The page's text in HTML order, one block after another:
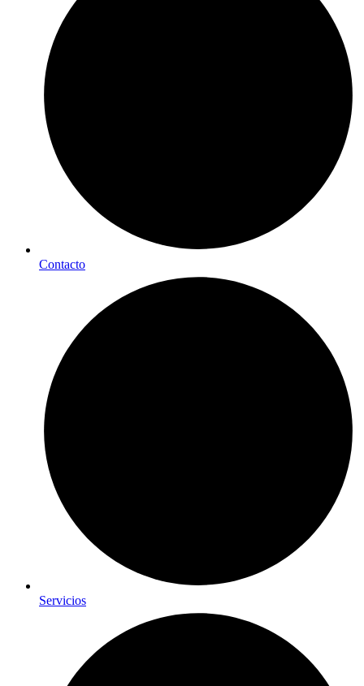
Contacto
Servicios